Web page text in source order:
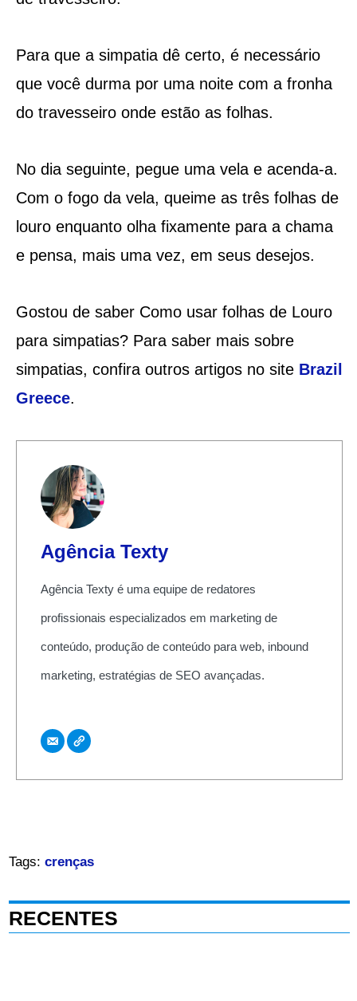
Para que a simpatia dê certo, é necessário
que você durma por uma noite com a fronha
do travesseiro onde estão as folhas.
No dia seguinte, pegue uma vela e acenda-a.
Com o fogo da vela, queime as três folhas de
louro enquanto olha fixamente para a chama
e pensa, mais uma vez, em seus desejos.
Gostou de saber Como usar folhas de Louro
para simpatias? Para saber mais sobre
simpatias, confira outros artigos no site Brazil
Greece.
Agência Texty
Agência Texty é uma equipe de redatores
profissionais especializados em marketing de
conteúdo, produção de conteúdo para web, inbound
marketing, estratégias de SEO avançadas.
Tags: crenças
RECENTES